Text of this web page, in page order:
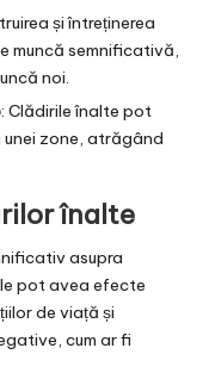
și întreținerea
muncă semnificativă,
noi.
: Clădirile înalte pot
zone, atrăgând
înalte
asupra
pot avea efecte
de viață și
cum ar fi